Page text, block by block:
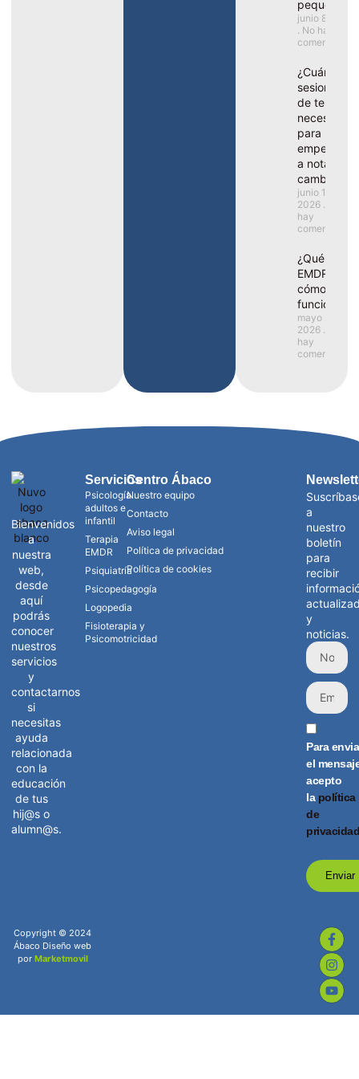
pequeños?
junio 8, 2026
No hay
comentarios
¿Cuántas
sesiones
de terapia
necesito
para
empezar
a notar
cambios?
junio 1,
2026
hay
comentarios
¿Qué es el
EMDR y
cómo
funciona?
mayo 25,
2026
hay
comentarios
Bienvenidos
a
nuestra
web,
desde
aquí
podrás
conocer
nuestros
servicios
y
contactarnos
si
necesitas
ayuda
relacionada
con la
educación
de tus
hij@s o
alumn@s.
Servicios
Psicología
adultos e
infantil
Terapia
EMDR
Psiquiatría
Psicopedagogía
Logopedia
Fisioterapia y
Psicomotricidad
Centro Ábaco
Nuestro equipo
Contacto
Aviso legal
Política de privacidad
Política de cookies
a
nuestro
boletín
para
recibir
y
noticias.
Para
el
acepto
la política
de
Enviar
Copyright © 2024
Ábaco Diseño web
por Marketmovil